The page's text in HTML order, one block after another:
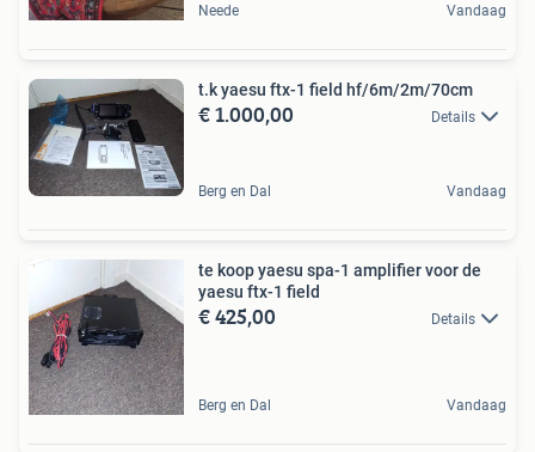
Neede Vandaag
t.k yaesu ftx-1 field hf/6m/2m/70cm
€ 1.000,00 Details
Berg en Dal Vandaag
te koop yaesu spa-1 amplifier voor de
yaesu ftx-1 field
€ 425,00 Details
Berg en Dal Vandaag